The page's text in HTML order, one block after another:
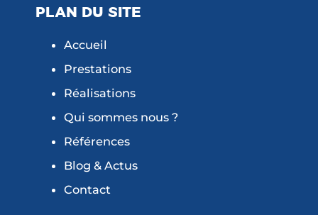
PLAN DU SITE
Accueil
Prestations
Réalisations
Qui sommes nous ?
Références
Blog & Actus
Contact